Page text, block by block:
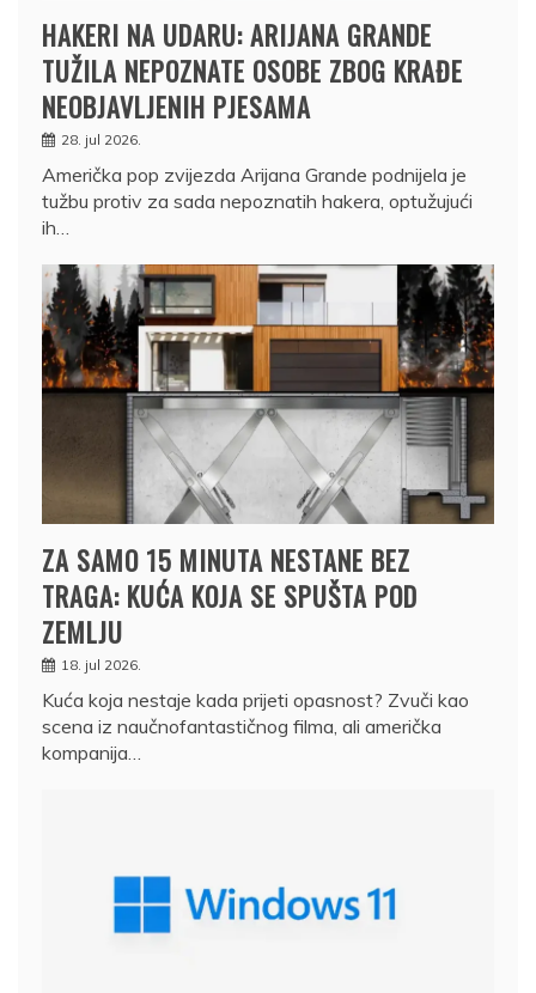
HAKERI NA UDARU: ARIJANA GRANDE
TUŽILA NEPOZNATE OSOBE ZBOG KRAĐE
NEOBJAVLJENIH PJESAMA
28. jul 2026.
Američka pop zvijezda Arijana Grande podnijela je
tužbu protiv za sada nepoznatih hakera, optužujući
ih…
ZA SAMO 15 MINUTA NESTANE BEZ
TRAGA: KUĆA KOJA SE SPUŠTA POD
ZEMLJU
18. jul 2026.
Kuća koja nestaje kada prijeti opasnost? Zvuči kao
scena iz naučnofantastičnog filma, ali američka
kompanija…